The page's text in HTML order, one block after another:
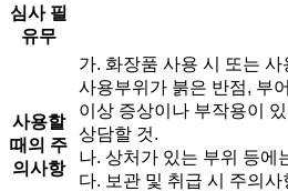
심사 필
유무
사용할
때의 주
의사항
가. 화장품 사용 시 또는
사용부위가 붉은 반점, 부
이상 증상이나 부작용이
상담할 것.
나. 상처가 있는 부위 등에
다. 보관 및 취급 시 주의사